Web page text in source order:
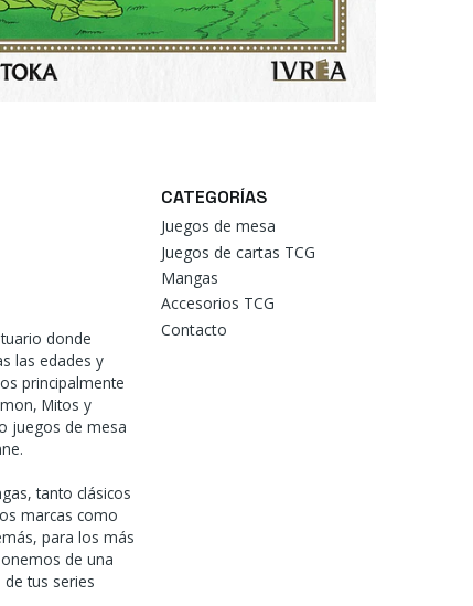
donde
las edades y
principalmente
Mitos y
juegos de mesa
tanto clásicos
marcas como
para los más
de una
tus series
CATEGORÍAS
Juegos de mesa
Juegos de cartas TCG
Mangas
Accesorios TCG
Contacto